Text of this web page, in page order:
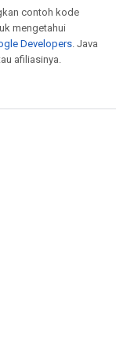
contoh kode
mengetahui
Developers. Java
afiliasinya.